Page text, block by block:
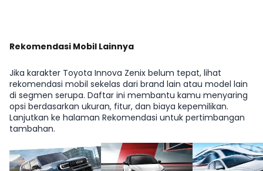
Rekomendasi Mobil Lainnya
Jika karakter Toyota Innova Zenix belum tepat, lihat
rekomendasi mobil sekelas dari brand lain atau model lain
di segmen serupa. Daftar ini membantu kamu menyaring
opsi berdasarkan ukuran, fitur, dan biaya kepemilikan.
Lanjutkan ke halaman Rekomendasi untuk pertimbangan
tambahan.